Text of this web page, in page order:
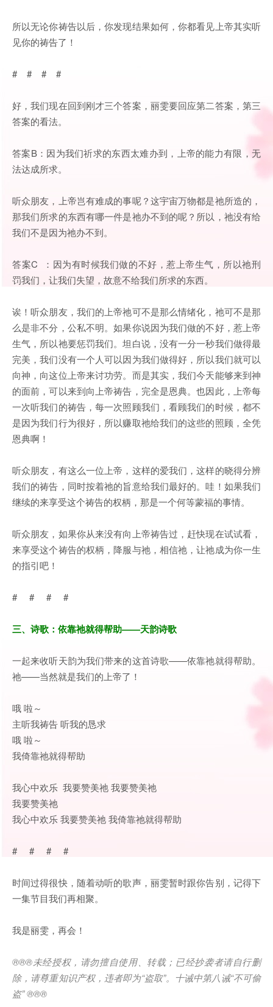
所以无论你祷告以后，你发现结果如何，你都看见上帝其实听
见你的祷告了！
# # # #
好，我们现在回到刚才三个答案，丽雯要回应第二答案，第三
答案的看法。
答案B：因为我们祈求的东西太难办到，上帝的能力有限，无
法达成所求。
听众朋友，上帝岂有难成的事呢？这宇宙万物都是祂所造的，
那我们所求的东西有哪一件是祂办不到的呢？所以，祂没有给
我们不是因为祂办不到。
答案C ：因为有时候我们做的不好，惹上帝生气，所以祂刑
罚我们，让我们失望，故意不给我们所求的东西。
诶！听众朋友，我们的上帝祂可不是那么情绪化，祂可不是那
么是非不分，公私不明。如果你说因为我们做的不好，惹上帝
生气，所以祂要惩罚我们。坦白说，没有一分一秒我们做得最
完美，我们没有一个人可以因为我们做得好，所以我们就可以
向神，向这位上帝来讨功劳。而是其实，我们今天能够来到神
的面前，可以来到向上帝祷告，完全是恩典。也因此，上帝每
一次听我们的祷告，每一次照顾我们，看顾我们的时候，都不
是因为我们行为很好，所以赚取祂给我们的这些的照顾，全凭
恩典啊！
听众朋友，有这么一位上帝，这样的爱我们，这样的晓得分辨
我们的祷告，同时按着祂的旨意给我们最好的。哇！如果我们
继续的来享受这个祷告的权柄，那是一个何等蒙福的事情。
听众朋友，如果你从来没有向上帝祷告过，赶快现在试试看，
来享受这个祷告的权柄，降服与祂，相信祂，让祂成为你一生
的指引吧！
# # # #
三、诗歌：依靠祂就得帮助——天韵诗歌
一起来收听天韵为我们带来的这首诗歌——依靠祂就得帮助。
祂——当然就是我们的上帝了！
哦 啦～
主听我祷告 听我的恳求
哦 啦～
我倚靠祂就得帮助
我心中欢乐 我要赞美祂 我要赞美祂
我要赞美祂
我心中欢乐 我要赞美祂 我倚靠祂就得帮助
# # # #
时间过得很快，随着动听的歌声，丽雯暂时跟你告别，记得下
一集节目我们再相聚。
我是丽雯，再会！
®®®未经授权，请勿擅自使用、转载；已经抄袭者请自行删
除，请尊重知识产权，违者即为“盗取”。十诫中第八诫“不可偷
盗” ®®®